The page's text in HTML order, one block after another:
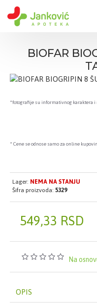
BIOFAR
*fotografije su informativnog karaktera i
* Cene se odnose samo za online
Na
549,33 RSD
Lager: NEMA NA STANJU
Šifra proizvoda: 5329
OPIS